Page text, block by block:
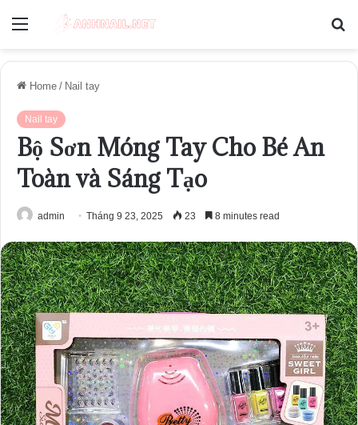
Menu
Home / Nail tay
Nail tay
Bộ Sơn Móng Tay Cho Bé An
Toàn và Sáng Tạo
admin Tháng 9 23, 2025 23 8 minutes read